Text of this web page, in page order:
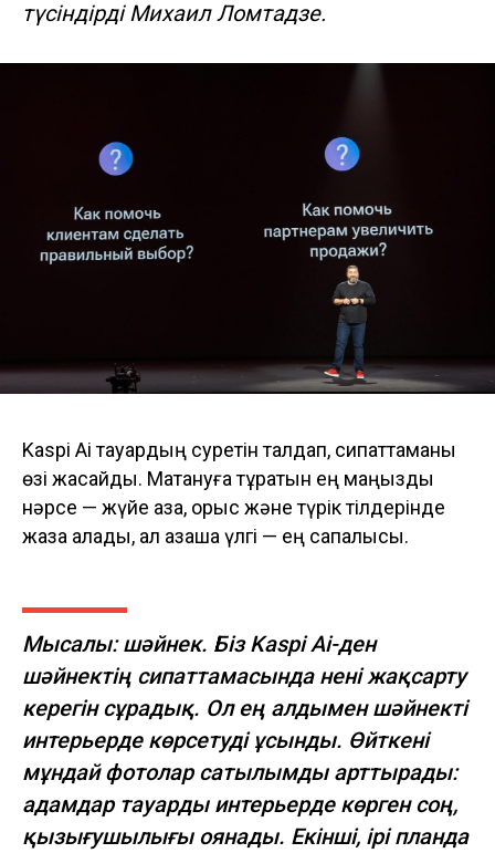
түсіндірді Михаил Ломтадзе.
Kaspi Ai тауардың суретін талдап, сипаттаманы
өзі жасайды. Мақтануға тұратын ең маңызды
нәрсе — жүйе қазақ, орыс және түрік тілдерінде
жаза алады, ал қазақша үлгі — ең сапалысы.
Мысалы: шәйнек. Біз Kaspi Ai-ден
шәйнектің сипаттамасында нені жақсарту
керегін сұрадық. Ол ең алдымен шәйнекті
интерьерде көрсетуді ұсынды. Өйткені
мұндай фотолар сатылымды арттырады:
адамдар тауарды интерьерде көрген соң,
қызығушылығы оянады. Екінші, ірі планда